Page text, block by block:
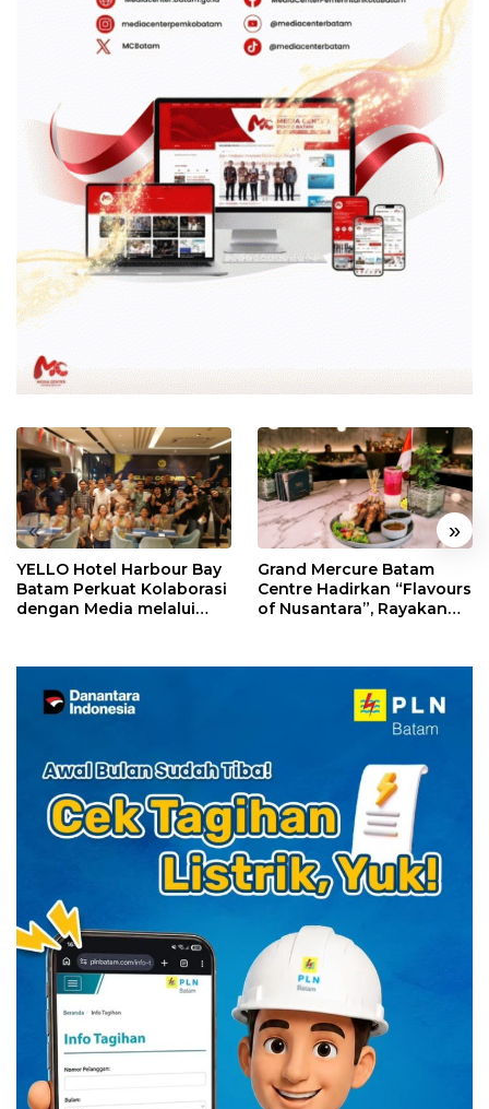
« »
YELLO Hotel Harbour Bay
Batam Perkuat Kolaborasi
dengan Media melalui
Grand Mercure Batam
Centre Hadirkan “Flavours
of Nusantara”, Rayakan